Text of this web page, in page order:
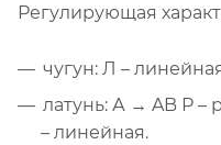
Регулирующая
чугун: Л –
латунь: А → AB Р
– линейная.